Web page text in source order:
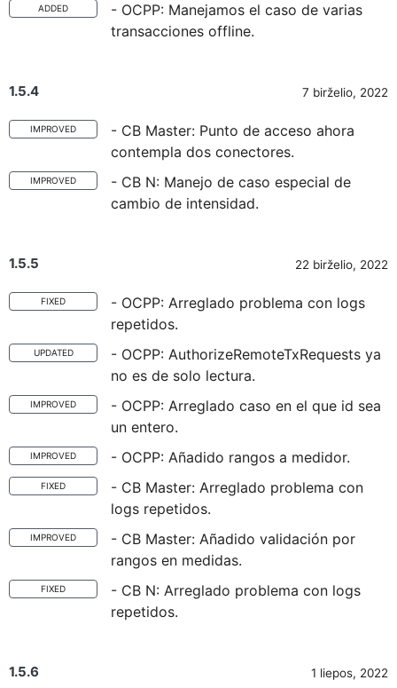
ADDED
- OCPP: Manejamos el caso de varias
transacciones offline.
1.5.4 7 birželio, 2022
IMPROVED
- CB Master: Punto de acceso ahora
contempla dos conectores.
IMPROVED
- CB N: Manejo de caso especial de
cambio de intensidad.
1.5.5 22 birželio, 2022
FIXED
- OCPP: Arreglado problema con logs
repetidos.
UPDATED
- OCPP: AuthorizeRemoteTxRequests ya
no es de solo lectura.
IMPROVED
- OCPP: Arreglado caso en el que id sea
un entero.
IMPROVED - OCPP: Añadido rangos a medidor.
FIXED
- CB Master: Arreglado problema con
logs repetidos.
IMPROVED
- CB Master: Añadido validación por
rangos en medidas.
FIXED
- CB N: Arreglado problema con logs
repetidos.
1.5.6 1 liepos, 2022